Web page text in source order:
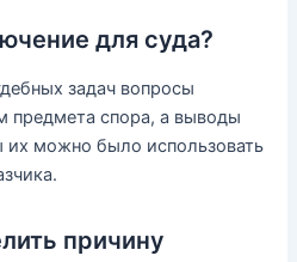
для суда?
задач вопросы
предмета спора, а выводы
можно было использовать
причину